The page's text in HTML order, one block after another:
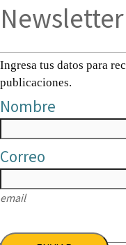
Newsletter
Ingresa tus datos para
publicaciones.
Nombre
Correo
email